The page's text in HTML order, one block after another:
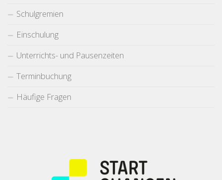
Schulgremien
Einschulung
Unterrichts- und Pausenzeiten
Terminbuchung
Häufige Fragen